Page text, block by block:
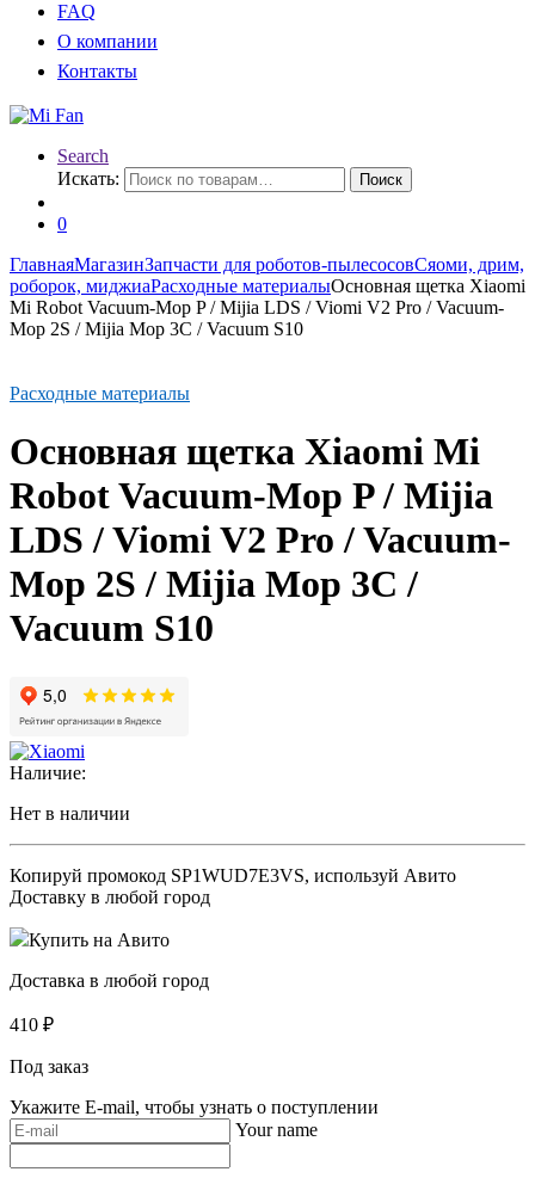
FAQ
О компании
Контакты
Search
Искать:
Поиск
0
ГлавнаяМагазинЗапчасти для роботов-пылесосовСяоми, дрим,
роборок, миджиаРасходные материалыОсновная щетка Xiaomi
Mi Robot Vacuum-Mop P / Mijia LDS / Viomi V2 Pro / Vacuum-
Mop 2S / Mijia Mop 3C / Vacuum S10
Расходные материалы
Основная щетка Xiaomi Mi
Robot Vacuum-Mop P / Mijia
LDS / Viomi V2 Pro / Vacuum-
Mop 2S / Mijia Mop 3C /
Vacuum S10
Наличие:
Нет в наличии
Копируй промокод SP1WUD7E3VS, используй Авито
Доставку в любой город
Купить на Авито
Доставка в любой город
410 ₽
Под заказ
Укажите E-mail, чтобы узнать о поступлении
Your name